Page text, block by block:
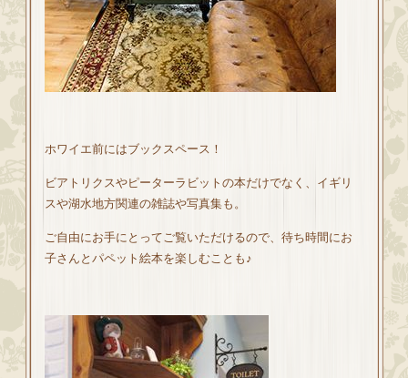
ホワイエ前にはブックスペース！
ビアトリクスやピーターラビットの本だけでなく、イギリ
スや湖水地方関連の雑誌や写真集も。
ご自由にお手にとってご覧いただけるので、待ち時間にお
子さんとパペット絵本を楽しむことも♪